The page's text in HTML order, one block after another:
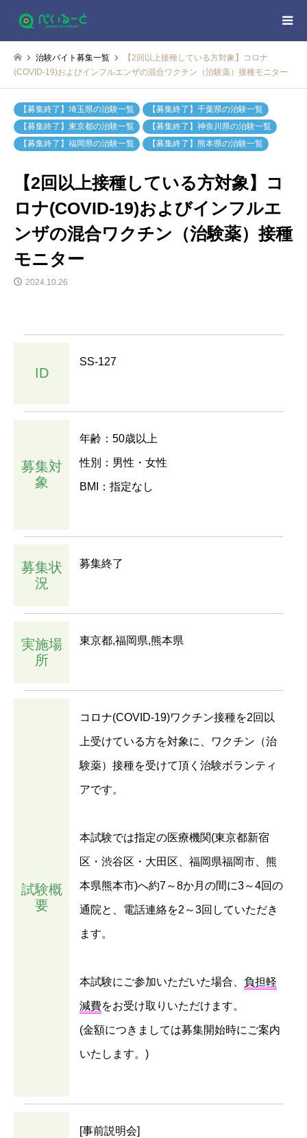
治験バイト募集一覧
【2回以上接種している方対象】コロナ
(COVID-19)およびインフルエンザの混合ワクチン（治験薬）接種モニター
【募集終了】埼玉県の治験一覧
【募集終了】千葉県の治験一覧
【募集終了】東京都の治験一覧
【募集終了】神奈川県の治験一覧
【募集終了】福岡県の治験一覧
【募集終了】熊本県の治験一覧
【2回以上接種している方対象】コ
ロナ(COVID-19)およびインフルエ
ンザの混合ワクチン（治験薬）接種
モニター
2024.10.26
ID
SS-127
募集対
象
年齢：50歳以上
性別：男性・女性
BMI：指定なし
募集状
況
募集終了
実施場
所
東京都,福岡県,熊本県
試験概
要
コロナ(COVID-19)ワクチン接種を2回以
上受けている方を対象に、ワクチン（治
験薬）接種を受けて頂く治験ボランティ
アです。
本試験では指定の医療機関(東京都新宿
区・渋谷区・大田区、福岡県福岡市、熊
本県熊本市)へ約7～8か月の間に3～4回の
通院と、電話連絡を2～3回していただき
ます。
本試験にご参加いただいた場合、 負担軽
減費をお受け取りいただけます。
(金額につきましては募集開始時にご案内
いたします。)
[事前説明会]